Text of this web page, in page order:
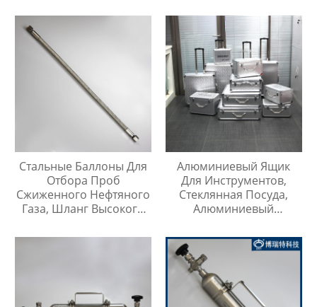
Нержавеющей Стали
Стальные Баллоны Для
Отбора Проб
Сжиженного Нефтяного
Газа, Шланг Высокого
Метр
Алюминиевый Ящик
Для Инструментов,
Стеклянная Посуда,
Алюминиевый